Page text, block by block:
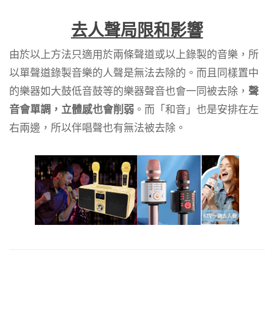
去人聲局限和影響
由於以上方法只適用於兩條聲道或以上錄製的音樂，所
以單聲道錄製音樂的人聲是無法去除的。而且同樣置中
的樂器如大鼓低音鼓等的樂器聲音也會一同被去除， 聲
音會單調，立體感也會削弱 。而「和音」也是安排在左
右兩邊，所以伴唱聲也有無法被去除。